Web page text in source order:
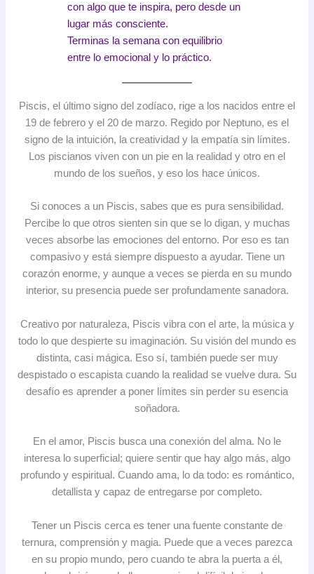
con algo que te inspira, pero desde un
lugar más consciente.
Terminas la semana con equilibrio
entre lo emocional y lo práctico.
Piscis, el último signo del zodíaco, rige a los nacidos entre el
19 de febrero y el 20 de marzo. Regido por Neptuno, es el
signo de la intuición, la creatividad y la empatía sin límites.
Los piscianos viven con un pie en la realidad y otro en el
mundo de los sueños, y eso los hace únicos.
Si conoces a un Piscis, sabes que es pura sensibilidad.
Percibe lo que otros sienten sin que se lo digan, y muchas
veces absorbe las emociones del entorno. Por eso es tan
compasivo y está siempre dispuesto a ayudar. Tiene un
corazón enorme, y aunque a veces se pierda en su mundo
interior, su presencia puede ser profundamente sanadora.
Creativo por naturaleza, Piscis vibra con el arte, la música y
todo lo que despierte su imaginación. Su visión del mundo es
distinta, casi mágica. Eso sí, también puede ser muy
despistado o escapista cuando la realidad se vuelve dura. Su
desafío es aprender a poner límites sin perder su esencia
soñadora.
En el amor, Piscis busca una conexión del alma. No le
interesa lo superficial; quiere sentir que hay algo más, algo
profundo y espiritual. Cuando ama, lo da todo: es romántico,
detallista y capaz de entregarse por completo.
Tener un Piscis cerca es tener una fuente constante de
ternura, comprensión y magia. Puede que a veces parezca
en su propio mundo, pero cuando te abra la puerta a él,